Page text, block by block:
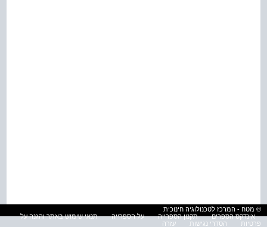
© מטח - המרכז לטכנולוגיה חינוכית
אינדקס הספרים
תקנון הספרייה על הספרייה
תנאי שימוש באתר והגנה על
פרטיות
הסדרי נגישות עזרה